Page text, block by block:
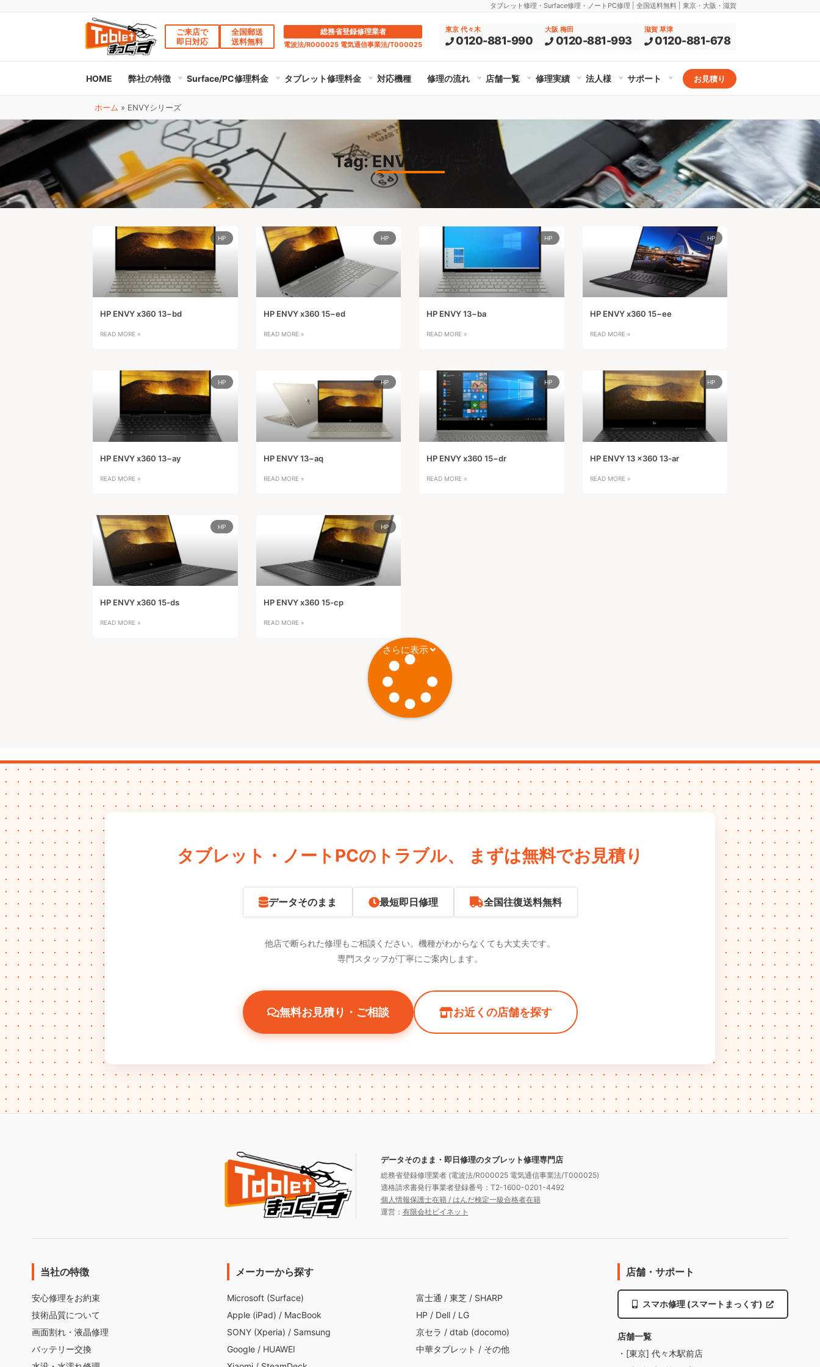
タブレット修理・Surface修理・ノートPC修理 | 全国送料無料 | 東京・大阪・滋賀
ご来店で
即日対応
全国郵送
送料無料
総務省登録修理業者
電波法/R000025 電気通信事業法/T000025
東京 代々木
0120-881-990
大阪 梅田
0120-881-993
滋賀 草津
0120-881-678
HOME 弊社の特徴 Surface/PC修理料金 タブレット修理料金 対応機種 修理の流れ 店舗一覧 修理実績 法人様 サポート お見積り
ホーム » ENVYシリーズ
Tag: ENVYシリーズ
HP
HP ENVY x360 13−bd
READ MORE »
HP
HP ENVY x360 15−ed
READ MORE »
HP
HP ENVY 13−ba
READ MORE »
HP
HP ENVY x360 15−ee
READ MORE »
HP
HP ENVY x360 13−ay
READ MORE »
HP
HP ENVY 13−aq
READ MORE »
HP
HP ENVY x360 15−dr
READ MORE »
HP
HP ENVY 13 x360 13-ar
READ MORE »
HP
HP ENVY x360 15-ds
READ MORE »
HP
HP ENVY x360 15-cp
READ MORE »
さらに表示
タブレット・ノートPCのトラブル、 まずは無料でお見積り
データそのまま 最短即日修理 全国往復送料無料
他店で断られた修理もご相談ください。機種がわからなくても大丈夫です。
専門スタッフが丁寧にご案内します。
無料お見積り・ご相談 お近くの店舗を探す
データそのまま・即日修理のタブレット修理専門店
総務省登録修理業者 (電波法/R000025 電気通信事業法/T000025)
適格請求書発行事業者登録番号：T2-1600-0201-4492
個人情報保護士在籍 / はんだ検定一級合格者在籍
運営： 有限会社ビイネット
当社の特徴
安心修理をお約束
技術品質について
画面割れ・液晶修理
バッテリー交換
メーカーから探す
Microsoft (Surface)
Apple (iPad) / MacBook
SONY (Xperia) / Samsung
Google / HUAWEI
富士通 / 東芝 / SHARP
HP / Dell / LG
京セラ / dtab (docomo)
中華タブレット / その他
店舗・サポート
スマホ修理 (スマートまっくす)
店舗一覧
・[東京] 代々木駅前店